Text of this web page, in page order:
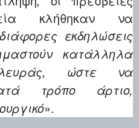
κλήθηκαν να
εκδηλώσεις
κατάλληλα
ώστε να
τρόπο άρτιο,
».